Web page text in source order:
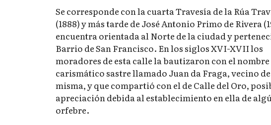
Se corresponde con la cuarta Travesía de la Rúa
(1888) y más tarde de José Antonio Primo de Rivera
encuentra orientada al Norte de la ciudad y
Barrio de San Francisco. En los siglos XVI-XVII los
moradores de esta calle la bautizaron con el nombre
carismático sastre llamado Juan da Fraga, vecino
misma, y que compartió con el de Calle del Oro,
apreciación debida al establecimiento en ella de
orfebre.